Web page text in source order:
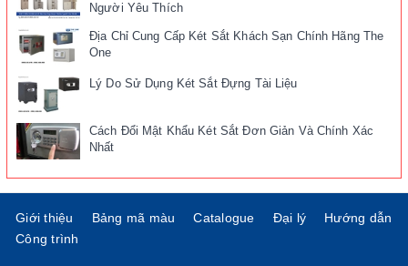
Người Yêu Thích
Địa Chỉ Cung Cấp Két Sắt Khách Sạn Chính Hãng The
One
Lý Do Sử Dụng Két Sắt Đựng Tài Liệu
Cách Đổi Mật Khẩu Két Sắt Đơn Giản Và Chính Xác
Nhất
Giới thiệu Bảng mã màu Catalogue Đại lý
Hướng dẫn
Công trình